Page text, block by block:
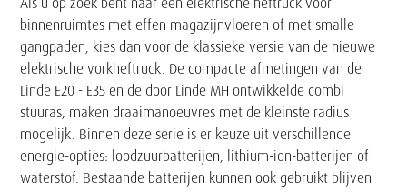
binnenruimtes met effen magazijnvloeren of met smalle
gangpaden, kies dan voor de klassieke versie van de nieuwe
elektrische vorkheftruck. De compacte afmetingen van de
Linde E20 - E35 en de door Linde MH ontwikkelde combi
stuuras, maken draaimanoeuvres met de kleinste radius
mogelijk. Binnen deze serie is er keuze uit verschillende
energie-opties: loodzuurbatterijen, lithium-ion-batterijen of
waterstof. Bestaande batterijen kunnen ook gebruikt blijven